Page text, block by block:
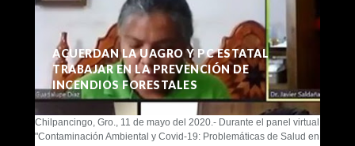
ACUERDAN LA UAGRO Y PC ESTATAL
TRABAJAR EN LA PREVENCIÓN DE
INCENDIOS FORESTALES
Chilpancingo, Gro., 11 de mayo del 2020.- Durante el panel virtual
"Contaminación Ambiental y Covid-19: Problemáticas de Salud en